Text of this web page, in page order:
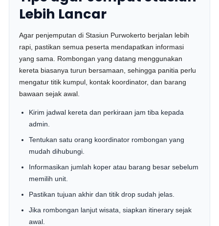
Lebih Lancar
Agar penjemputan di Stasiun Purwokerto berjalan lebih
rapi, pastikan semua peserta mendapatkan informasi
yang sama. Rombongan yang datang menggunakan
kereta biasanya turun bersamaan, sehingga panitia perlu
mengatur titik kumpul, kontak koordinator, dan barang
bawaan sejak awal.
Kirim jadwal kereta dan perkiraan jam tiba kepada
admin.
Tentukan satu orang koordinator rombongan yang
mudah dihubungi.
Informasikan jumlah koper atau barang besar sebelum
memilih unit.
Pastikan tujuan akhir dan titik drop sudah jelas.
Jika rombongan lanjut wisata, siapkan itinerary sejak
awal.